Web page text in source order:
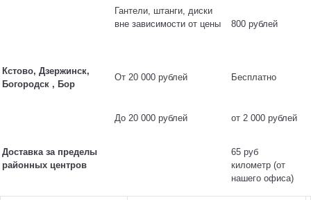
Гантели, штанги, диски
вне зависимости от цены
800 рублей
Кстово, Дзержинск,
Богородск , Бор
От 20 000 рублей Бесплатно
До 20 000 рублей от 2 000 рублей
Доставка за пределы
районных центров
65 руб
километр (от
нашего офиса)